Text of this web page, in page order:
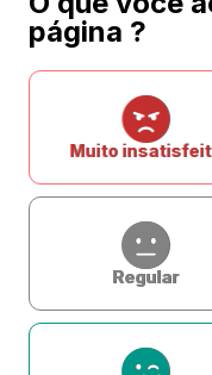
página ?
Muito
Regular